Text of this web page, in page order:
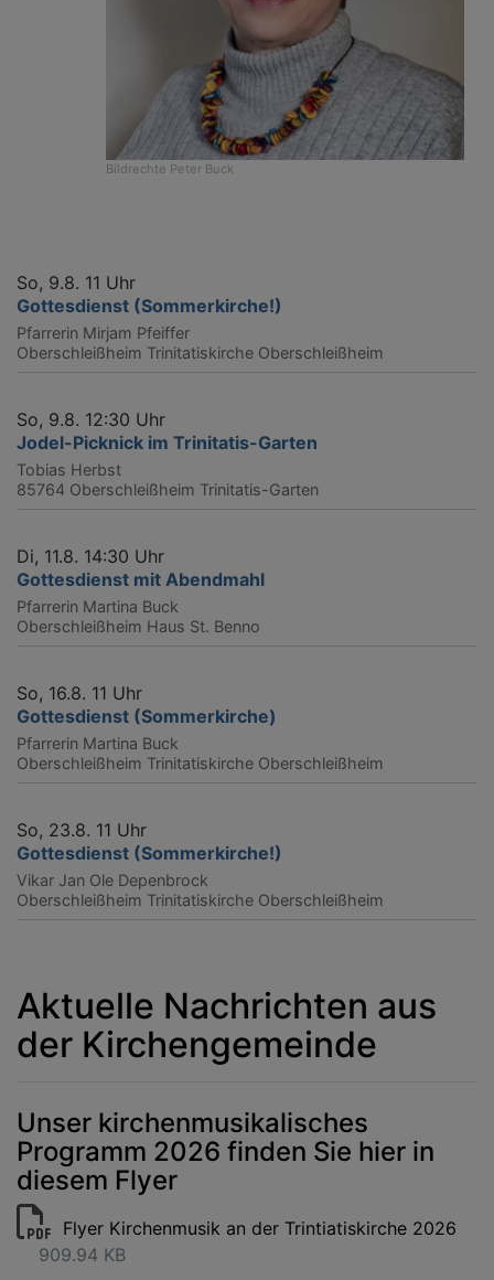
Bildrechte Peter Buck
So, 9.8. 11 Uhr
Gottesdienst (Sommerkirche!)
Pfarrerin Mirjam Pfeiffer
Oberschleißheim Trinitatiskirche Oberschleißheim
So, 9.8. 12:30 Uhr
Jodel-Picknick im Trinitatis-Garten
Tobias Herbst
85764 Oberschleißheim Trinitatis-Garten
Di, 11.8. 14:30 Uhr
Gottesdienst mit Abendmahl
Pfarrerin Martina Buck
Oberschleißheim Haus St. Benno
So, 16.8. 11 Uhr
Gottesdienst (Sommerkirche)
Pfarrerin Martina Buck
Oberschleißheim Trinitatiskirche Oberschleißheim
So, 23.8. 11 Uhr
Gottesdienst (Sommerkirche!)
Vikar Jan Ole Depenbrock
Oberschleißheim Trinitatiskirche Oberschleißheim
Aktuelle Nachrichten aus
der Kirchengemeinde
Unser kirchenmusikalisches
Programm 2026 finden Sie hier in
diesem Flyer
Flyer Kirchenmusik an der Trintiatiskirche 2026
909.94 KB